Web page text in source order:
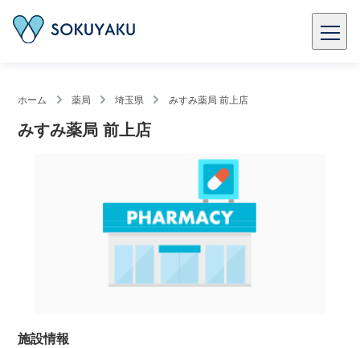
ホーム 薬局 埼玉県 みすみ薬局 前上店
みすみ薬局 前上店
施設情報